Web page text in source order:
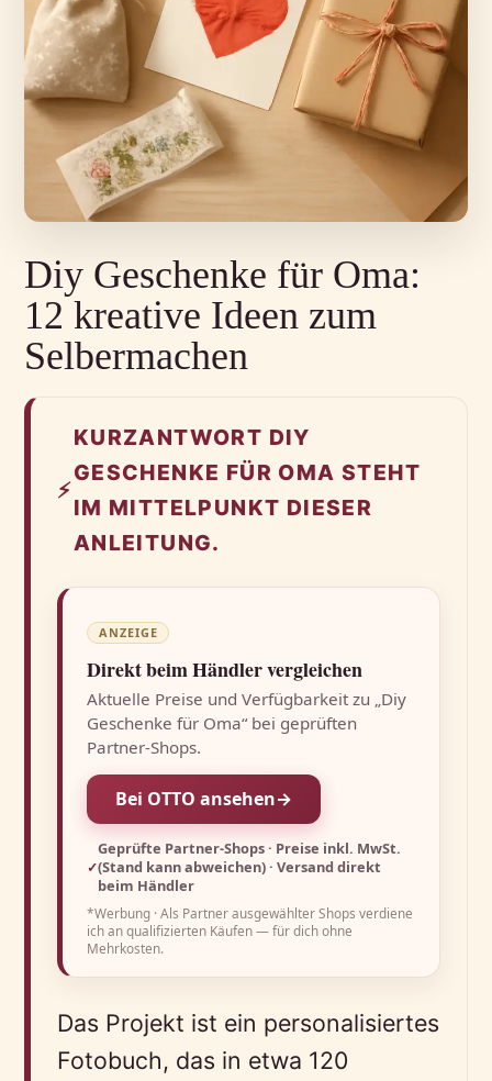
Diy Geschenke für Oma:
12 kreative Ideen zum
Selbermachen
⚡
KURZANTWORT DIY
GESCHENKE FÜR OMA STEHT
IM MITTELPUNKT DIESER
ANLEITUNG.
ANZEIGE
Direkt beim Händler vergleichen
Aktuelle Preise und Verfügbarkeit zu „Diy
Geschenke für Oma“ bei geprüften
Partner-Shops.
Bei OTTO ansehen→
✓
Geprüfte Partner-Shops · Preise inkl. MwSt.
(Stand kann abweichen) · Versand direkt
beim Händler
*Werbung · Als Partner ausgewählter Shops verdiene
ich an qualifizierten Käufen — für dich ohne
Mehrkosten.
Das Projekt ist ein personalisiertes
Fotobuch, das in etwa 120